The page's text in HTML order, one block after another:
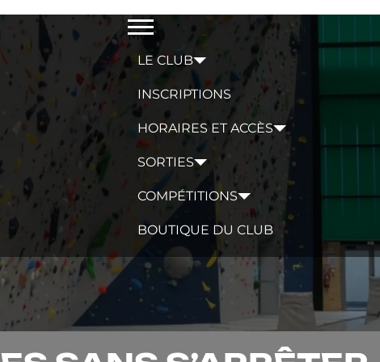
Menu
LE CLUB
INSCRIPTIONS
HORAIRES ET ACCÈS
SORTIES
COMPÉTITIONS
BOUTIQUE DU CLUB